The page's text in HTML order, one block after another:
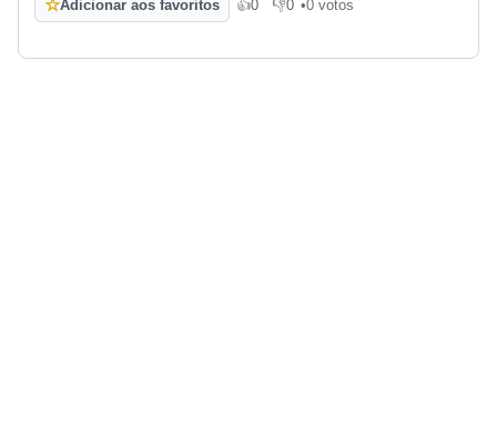
☆Adicionar aos favoritos 👍0
Gosto 👎0
Não gosto
•0 votos